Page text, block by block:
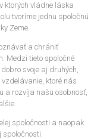
ktorých vládne láska
tvoríme jednu spoločnú
Zeme.
a chrániť
Medzi tieto spoločné
svoje aj druhých,
ktoré nás
a rozvíja našu osobnosť,
spoločnosti a naopak
spoločnosti.